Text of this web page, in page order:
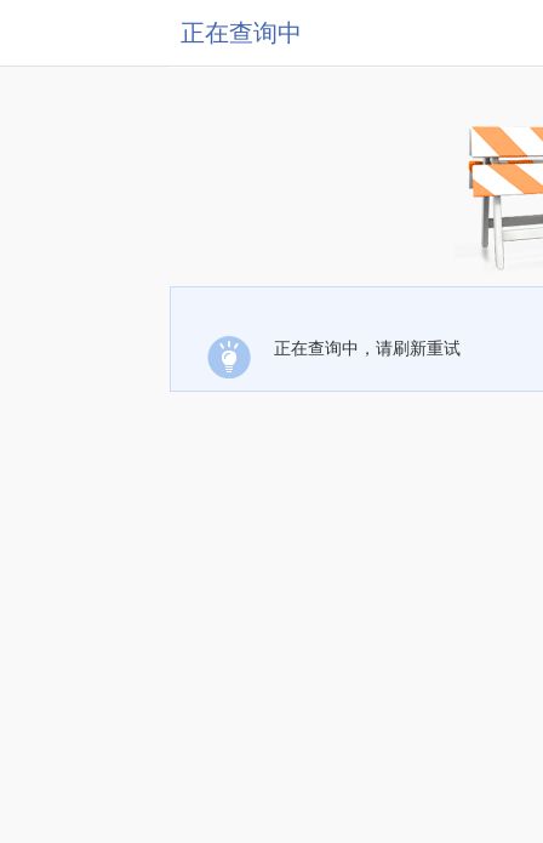
正在查询中
正在查询中，请刷新重试